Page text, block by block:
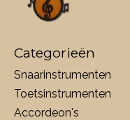
Categorieën
Snaarinstrumenten
Toetsinstrumenten
Accordeon's